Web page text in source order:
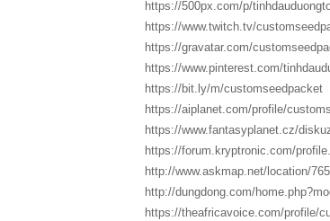
https://500px.com/p/
https://www.twitch.tv/
https://gravatar.com/
https://www.pinterest.com/
https://bit.ly/m/customseedpacket
https://aiplanet.com/profile/
https://www.fantasyplanet.cz/
https://forum.kryptronic.com/
http://www.askmap.net/location/
http://dungdong.com/
https://theafricavoice.com/profile/